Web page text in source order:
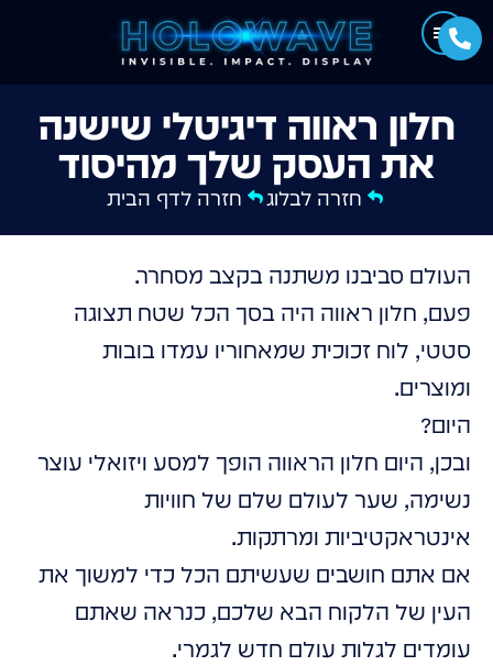
חלון ראווה דיגיטלי שישנה
את העסק שלך מהיסוד
חזרה לבלוג חזרה לדף הבית
העולם סביבנו משתנה בקצב מסחרר.
פעם, חלון ראווה היה בסך הכל שטח תצוגה
סטטי, לוח זכוכית שמאחוריו עמדו בובות
ומוצרים.
היום?
ובכן, היום חלון הראווה הופך למסע ויזואלי עוצר
נשימה, שער לעולם שלם של חוויות
אינטראקטיביות ומרתקות.
אם אתם חושבים שעשיתם הכל כדי למשוך את
העין של הלקוח הבא שלכם, כנראה שאתם
עומדים לגלות עולם חדש לגמרי.